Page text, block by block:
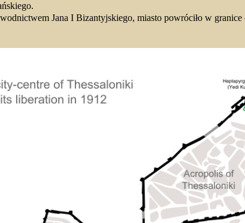
Jana I Bizantyjskiego, miasto powróciło w granice